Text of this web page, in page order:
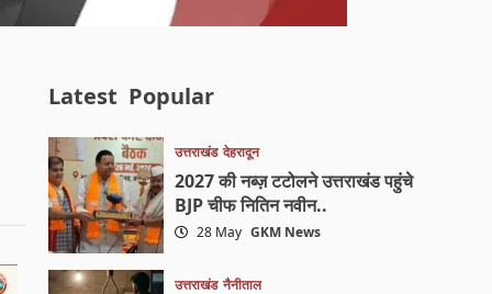
Latest Popular
उत्तराखंड देहरादून
2027 की नब्ज़ टटोलने उत्तराखंड पहुंचे
BJP चीफ नितिन नवीन..
28 May GKM News
उत्तराखंड नैनीताल